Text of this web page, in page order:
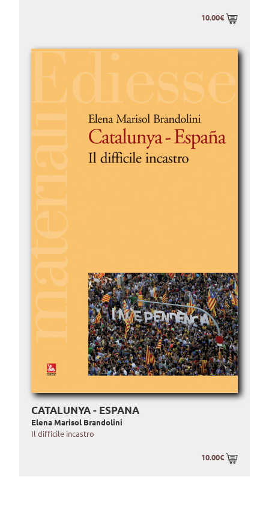
10.00€
CATALUNYA - ESPANA
Elena Marisol Brandolini
Il difficile incastro
10.00€